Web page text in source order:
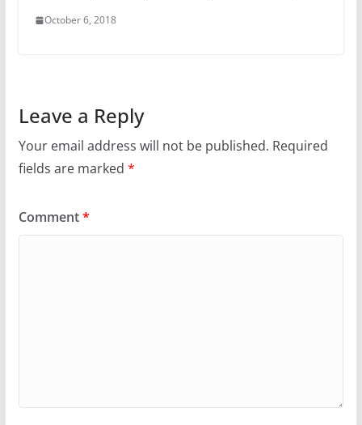
October 6, 2018
Leave a Reply
Your email address will not be published. Required
fields are marked *
Comment*